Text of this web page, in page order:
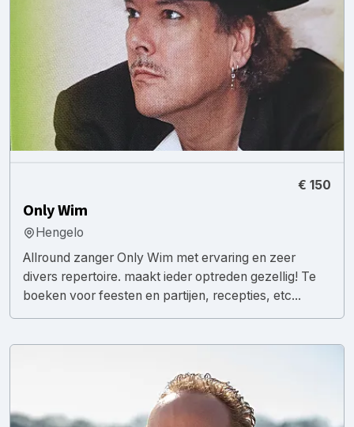
€ 150
Only Wim
Hengelo
Allround zanger Only Wim met ervaring en zeer
divers repertoire. maakt ieder optreden gezellig! Te
boeken voor feesten en partijen, recepties, etc...